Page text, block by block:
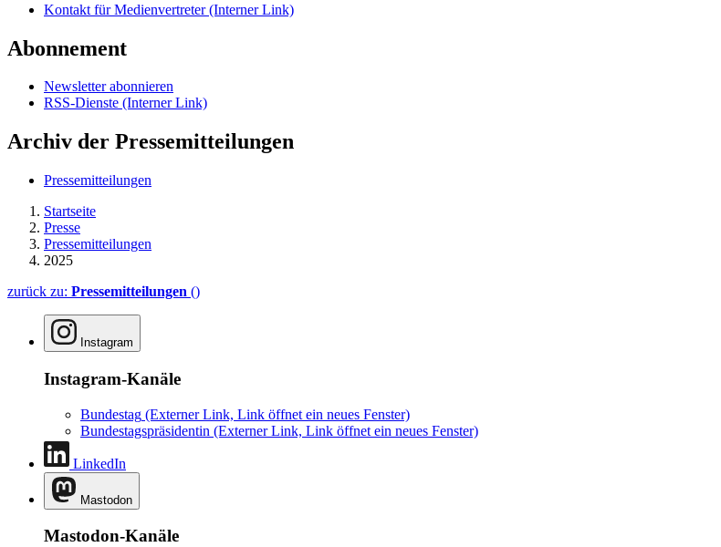
Kontakt für Medienvertreter(Interner Link)
Abonnement
Newsletter abonnieren
RSS-Dienste (Interner Link)
Archiv der Pressemitteilungen
Pressemitteilungen
Startseite
Presse
Pressemitteilungen
2025
zurück zu: Pressemitteilungen ()
Instagram
Instagram-Kanäle
Bundestag (Externer Link, Link öffnet ein neues Fenster)
Bundestagspräsidentin (Externer Link, Link öffnet ein neues Fenster)
LinkedIn
Mastodon
Mastodon-Kanäle